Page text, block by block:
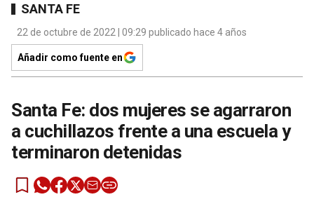
SANTA FE
22 de octubre de 2022 | 09:29 publicado hace 4 años
Añadir como fuente en
Santa Fe: dos mujeres se agarraron
a cuchillazos frente a una escuela y
terminaron detenidas